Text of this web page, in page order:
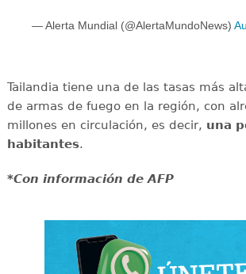
— Alerta Mundial (@AlertaMundoNews)
Tailandia tiene una de las tasas más
de armas de fuego en la región, con
millones en circulación, es decir, una
habitantes.
*Con información de AFP